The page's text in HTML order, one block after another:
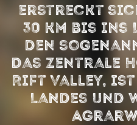
erstreckt
30 km bis
den
Das zentrale
Rift Valley,
Landes